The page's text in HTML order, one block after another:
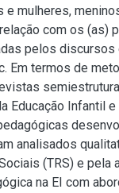
mulheres,
com os (as)
pelos
Em termos de
Educação Infantil
analisados
(TRS) e pela
na EI com